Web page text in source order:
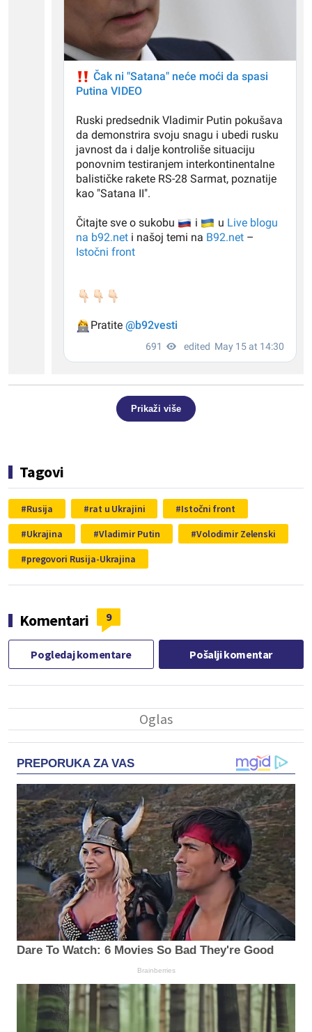
Prikaži više
Tagovi
Rusija rat u Ukrajini
Istočni front
Ukrajina
Vladimir Putin
Volodimir Zelenski
pregovori Rusija-Ukrajina
Komentari 9
Pogledaj komentare Pošalji komentar
PREPORUKA ZA VAS
Dare To Watch: 6 Movies So Bad They're Good
Brainberries